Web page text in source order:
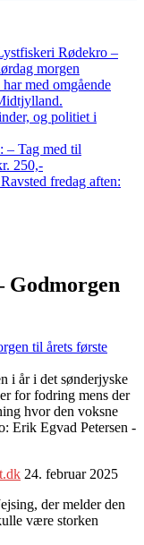
Rødekro –
morgen
med omgående
og politiet i
– Tag med til
250,-
fredag aften:
Godmorgen
til årets første
i år i det sønderjyske
for fodring mens der
hvor den voksne
Erik Egvad Petersen -
24. februar 2025
der melder den
være storken